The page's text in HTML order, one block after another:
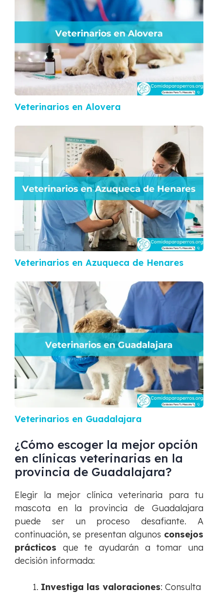
Veterinarios en Alovera
Veterinarios en Azuqueca de Henares
Veterinarios en Guadalajara
¿Cómo escoger la mejor opción
en clínicas veterinarias en la
provincia de Guadalajara?
Elegir la mejor clínica veterinaria para tu
mascota en la provincia de Guadalajara
puede ser un proceso desafiante. A
continuación, se presentan algunos consejos
prácticos que te ayudarán a tomar una
decisión informada:
Investiga las valoraciones: Consulta